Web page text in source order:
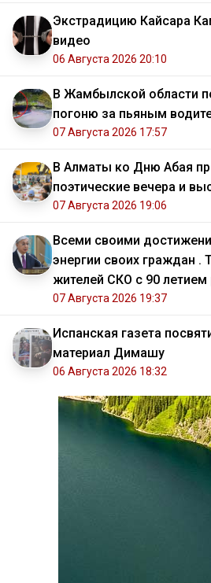
Экстрадицию Кайсара
видео
06 Августа 2026 20:10
В Жамбылской области
погоню за пьяным
07 Августа 2026 17:57
В Алматы ко Дню Абая
поэтические вечера и
07 Августа 2026 19:06
Всеми своими
энергии своих граждан .
жителей СКО с 90 летием
07 Августа 2026 19:37
Испанская газета
материал Димашу
06 Августа 2026 18:32